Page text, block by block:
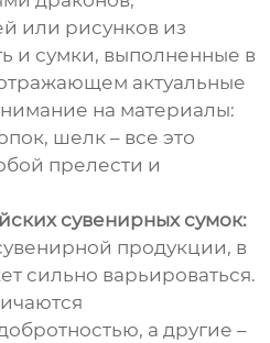
или рисунков из
и сумки, выполненные в
актуальные
на материалы:
шелк – все это
прелести и
сувенирных сумок:
продукции, в
сильно варьироваться.
а другие –